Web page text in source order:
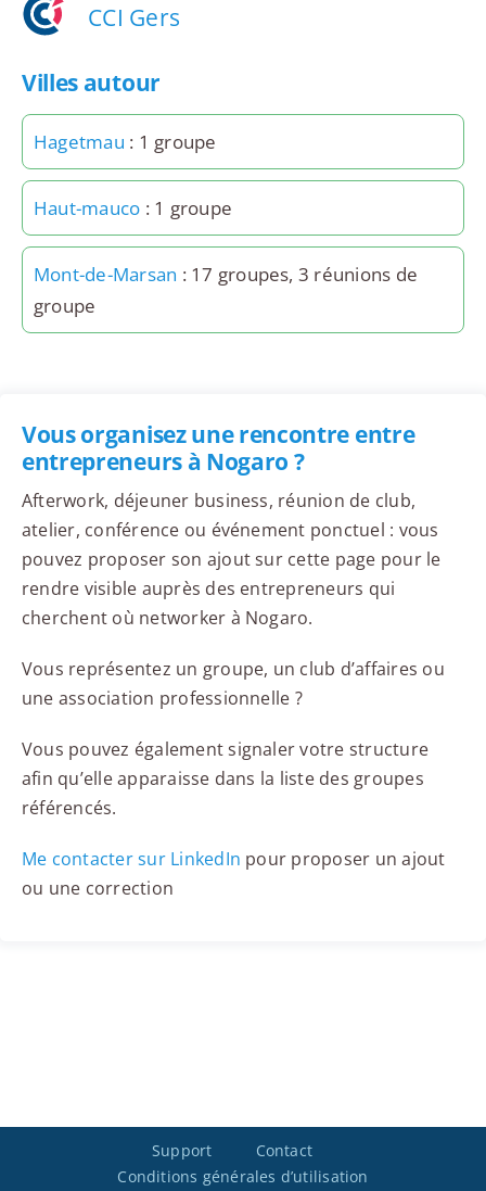
CCI Gers
Villes autour
Hagetmau : 1 groupe
Haut-mauco : 1 groupe
Mont-de-Marsan : 17 groupes, 3 réunions de
groupe
Vous organisez une rencontre entre
entrepreneurs à Nogaro ?
Afterwork, déjeuner business, réunion de club,
atelier, conférence ou événement ponctuel : vous
pouvez proposer son ajout sur cette page pour le
rendre visible auprès des entrepreneurs qui
cherchent où networker à Nogaro.
Vous représentez un groupe, un club d’affaires ou
une association professionnelle ?
Vous pouvez également signaler votre structure
afin qu’elle apparaisse dans la liste des groupes
référencés.
Me contacter sur LinkedIn pour proposer un ajout
ou une correction
Support
Contact
Conditions générales d’utilisation